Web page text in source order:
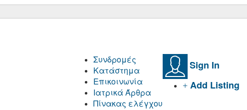
Sign In
Add Listing
Συνδρομές
Κατάστημα
Επικοινωνία
Ιατρικά Άρθρα
Πίνακας ελέγχου